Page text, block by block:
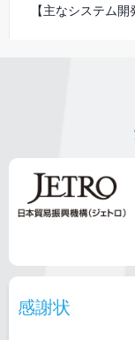
【主なシステム開
感謝状